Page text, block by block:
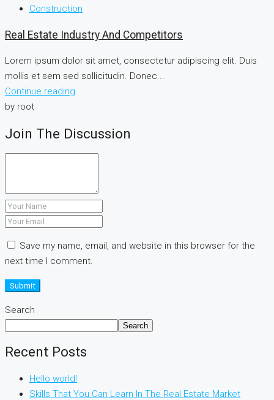
Construction
Real Estate Industry And Competitors
Lorem ipsum dolor sit amet, consectetur adipiscing elit. Duis
mollis et sem sed sollicitudin. Donec...
Continue reading
by root
Join The Discussion
Save my name, email, and website in this browser for the
next time I comment.
Submit
Search
Search
Recent Posts
Hello world!
Skills That You Can Learn In The Real Estate Market